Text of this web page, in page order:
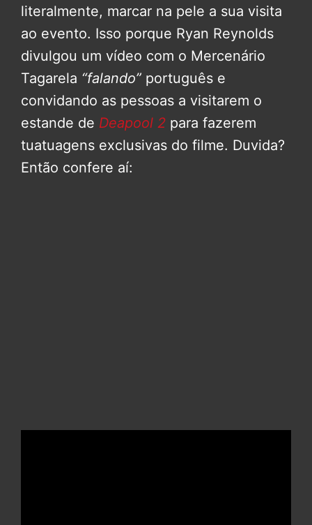
literalmente, marcar na pele a sua visita
ao evento. Isso porque Ryan Reynolds
divulgou um vídeo com o Mercenário
Tagarela “falando” português e
convidando as pessoas a visitarem o
estande de Deapool 2 para fazerem
tuatuagens exclusivas do filme. Duvida?
Então confere aí: